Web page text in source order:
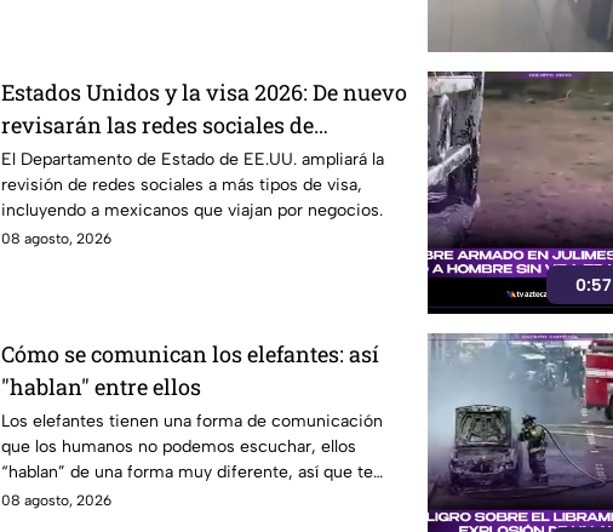
Estados Unidos y la visa 2026: De nuevo
revisarán las redes sociales de
mexicanos que viaje a este país
El Departamento de Estado de EE.UU. ampliará la
revisión de redes sociales a más tipos de visa,
incluyendo a mexicanos que viajan por negocios.
08 agosto, 2026
0:57
Cómo se comunican los elefantes: así
"hablan" entre ellos
Los elefantes tienen una forma de comunicación
que los humanos no podemos escuchar, ellos
“hablan” de una forma muy diferente, así que te
invitamos a ver el video.
08 agosto, 2026